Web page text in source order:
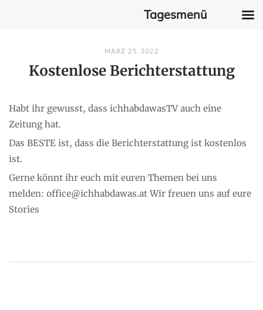
content
MÄRZ 25, 2022
Kostenlose Berichterstattung
Habt ihr gewusst, dass ichhabdawasTV auch eine
Zeitung hat.
Das BESTE ist, dass die Berichterstattung ist kostenlos
ist.
Gerne könnt ihr euch mit euren Themen bei uns
melden: office@ichhabdawas.at Wir freuen uns auf eure
Stories
Tagesmenü